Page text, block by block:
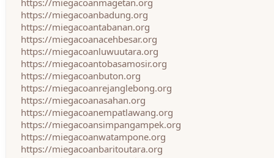
https://miegacoanmagetan.org
https://miegacoanbadung.org
https://miegacoantabanan.org
https://miegacoanacehbesar.org
https://miegacoanluwuutara.org
https://miegacoantobasamosir.org
https://miegacoanbuton.org
https://miegacoanrejanglebong.org
https://miegacoanasahan.org
https://miegacoanempatlawang.org
https://miegacoansimpangampek.org
https://miegacoanwatampone.org
https://miegacoanbaritoutara.org